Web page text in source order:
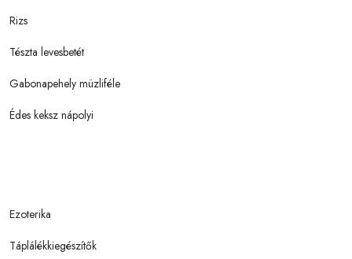
Rizs
Tészta levesbetét
Gabonapehely müzliféle
Édes keksz nápolyi
Ezoterika
Táplálékkiegészítők